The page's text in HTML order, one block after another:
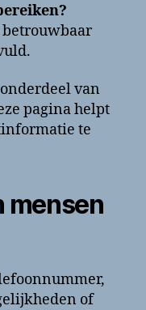
betrouwbaar
van
pagina helpt
te
mensen
of